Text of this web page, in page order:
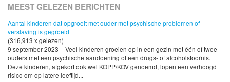
MEEST GELEZEN BERICHTEN
Aantal kinderen dat opgroeit met ouder met psychische problemen of
verslaving is gegroeid
(316,913 x gelezen)
9 september 2023 - Veel kinderen groeien op in een gezin met één of twee
ouders met een psychische aandoening of een drugs- of alcoholstoornis.
Deze kinderen, afgekort ook wel KOPP/KOV genoemd, lopen een verhoogd
risico om op latere leeftijd...